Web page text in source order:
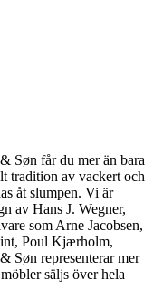
Søn får du mer än bara
tradition av vackert och
åt slumpen. Vi är
av Hans J. Wegner,
som Arne Jacobsen,
Poul Kjærholm,
Søn representerar mer
säljs över hela